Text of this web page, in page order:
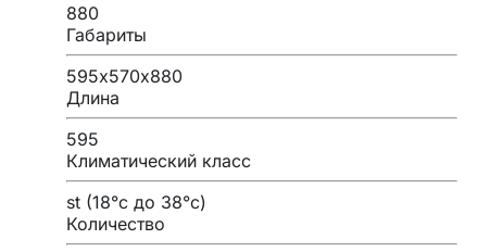
880
Габариты
595х570х880
Длина
595
Климатический класс
st (18°с до 38°с)
Количество